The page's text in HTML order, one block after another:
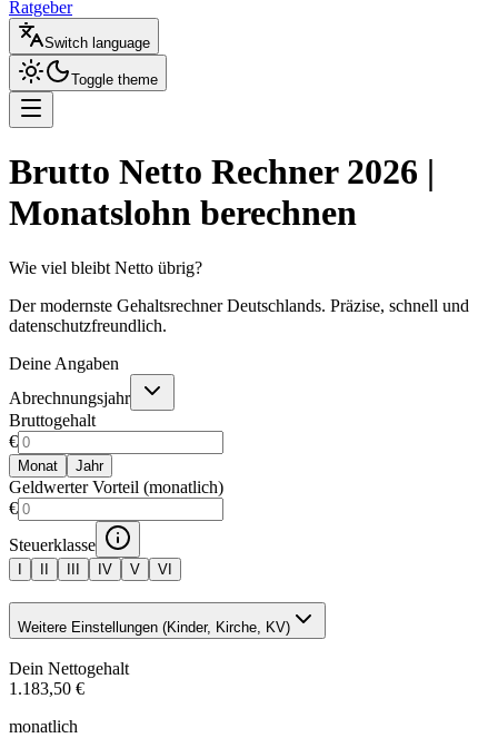
Ratgeber
Switch language
Toggle theme
Brutto Netto Rechner 2026 |
Monatslohn berechnen
Wie viel bleibt Netto übrig?
Der modernste Gehaltsrechner Deutschlands. Präzise, schnell und
datenschutzfreundlich.
Deine Angaben
Abrechnungsjahr
Bruttogehalt
€
Monat Jahr
Geldwerter Vorteil (monatlich)
€
Steuerklasse
IV V VI
Weitere Einstellungen (Kinder, Kirche, KV)
Dein Nettogehalt
1.183,50 €
monatlich